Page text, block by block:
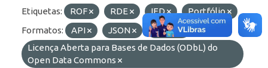
Etiquetas: ROF RDE IED
Portfólio
Formatos:
API JSON HTML
Licenças:
Licença Aberta para Bases de Dados (ODbL) do
Open Data Commons